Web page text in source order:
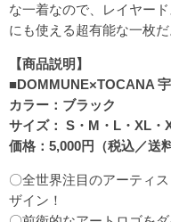
な一着なので、レイヤー
にも使える超有能な一枚だ
【商品説明】
■DOMMUNE×TOCANA
カラー：ブラック
サイズ： S・M・L・XL・
価格：5,000円（税込／送
〇全世界注目のアーティ
ザイン！